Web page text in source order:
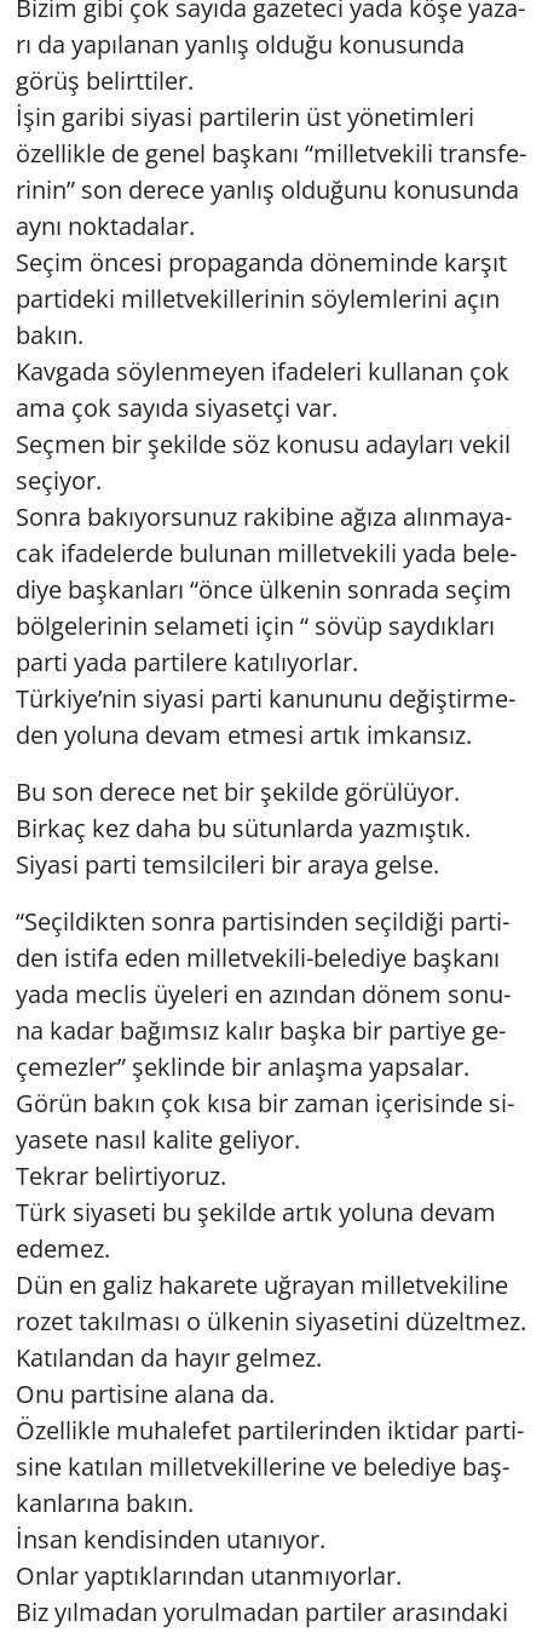
Bizim gibi çok sa­yı­da ga­ze­te­ci yada köşe ya­za­
rı da ya­pı­la­nan yan­lış ol­du­ğu ko­nu­sun­da
görüş be­lirt­ti­ler.
İşin ga­ri­bi si­ya­si par­ti­le­rin üst yö­ne­tim­le­ri
özel­lik­le de genel baş­ka­nı “mil­let­ve­ki­li trans­fe­
ri­nin” son de­re­ce yan­lış ol­du­ğu­nu ko­nu­sun­da
aynı nok­ta­da­lar.
Seçim ön­ce­si pro­pa­gan­da dö­ne­min­de kar­şıt
par­ti­de­ki mil­let­ve­kil­le­ri­nin söy­lem­le­ri­ni açın
bakın.
Kav­ga­da söy­len­me­yen ifa­de­le­ri kul­la­nan çok
ama çok sa­yı­da si­ya­set­çi var.
Seç­men bir şe­kil­de söz ko­nu­su aday­la­rı vekil
se­çi­yor.
Sonra ba­kı­yor­su­nuz ra­ki­bi­ne ağıza alın­ma­ya­
cak ifa­de­ler­de bu­lu­nan mil­let­ve­ki­li yada be­le­
di­ye baş­kan­la­rı “önce ül­ke­nin son­ra­da seçim
böl­ge­le­ri­nin se­la­me­ti için “ sövüp say­dık­la­rı
parti yada par­ti­le­re ka­tı­lı­yor­lar.
Tür­ki­ye’nin si­ya­si parti ka­nu­nu­nu de­ğiş­tir­me­
den yo­lu­na devam et­me­si artık im­kan­sız.
Bu son de­re­ce net bir şe­kil­de gö­rü­lü­yor.
Bir­kaç kez daha bu sü­tun­lar­da yaz­mış­tık.
Si­ya­si parti tem­sil­ci­le­ri bir araya gelse.
“Se­çil­dik­ten sonra par­ti­sin­den se­çil­di­ği par­ti­
den is­ti­fa eden mil­let­ve­ki­li-be­le­di­ye baş­ka­nı
yada mec­lis üye­le­ri en azın­dan dönem so­nu­
na kadar ba­ğım­sız kalır başka bir par­ti­ye ge­
çe­mez­ler” şek­lin­de bir an­laş­ma yap­sa­lar.
Görün bakın çok kısa bir zaman içe­ri­sin­de si­
ya­se­te nasıl ka­li­te ge­li­yor.
Tek­rar be­lir­ti­yo­ruz.
Türk si­ya­se­ti bu şe­kil­de artık yo­lu­na devam
ede­mez.
Dün en galiz ha­ka­re­te uğ­ra­yan mil­let­ve­ki­li­ne
rozet ta­kıl­ma­sı o ül­ke­nin si­ya­se­ti­ni dü­zelt­mez.
Ka­tı­lan­dan da hayır gel­mez.
Onu par­ti­si­ne alana da.
Özel­lik­le mu­ha­le­fet par­ti­le­rin­den ik­ti­dar par­ti­
si­ne ka­tı­lan mil­let­ve­kil­le­ri­ne ve be­le­di­ye baş­
kan­la­rı­na bakın.
İnsan ken­di­sin­den uta­nı­yor.
Onlar yap­tık­la­rın­dan utan­mı­yor­lar.
Biz yıl­ma­dan yo­rul­ma­dan par­ti­ler ara­sın­da­ki